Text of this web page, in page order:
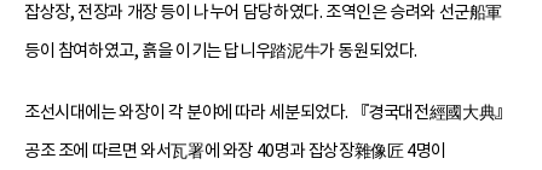
잡상장, 전장과 개장 등이 나누어 담당하였다. 조역인은 승려와 선군船軍
등이 참여하였고, 흙을 이기는 답니우踏泥牛가 동원되었다.
조선시대에는 와장이 각 분야에 따라 세분되었다. 『경국대전經國大典』
공조 조에 따르면 와서瓦署에 와장 40명과 잡상장雜像匠 4명이